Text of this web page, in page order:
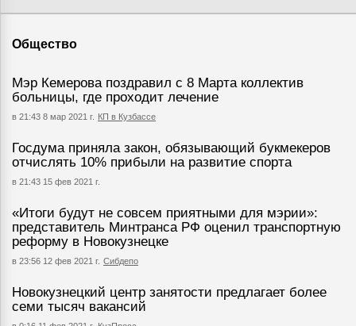
Общество
Мэр Кемерова поздравил с 8 Марта коллектив
больницы, где проходит лечение
в 21:43 8 мар 2021 г. КП в Кузбассе
Госдума приняла закон, обязывающий букмекеров
отчислять 10% прибыли на развитие спорта
в 21:43 15 фев 2021 г.
«Итоги будут не совсем приятными для мэрии»:
представитель Минтранса РФ оценил транспортную
реформу в Новокузнецке
в 23:56 12 фев 2021 г. Сибдепо
Новокузнецкий центр занятости предлагает более
семи тысяч вакансий